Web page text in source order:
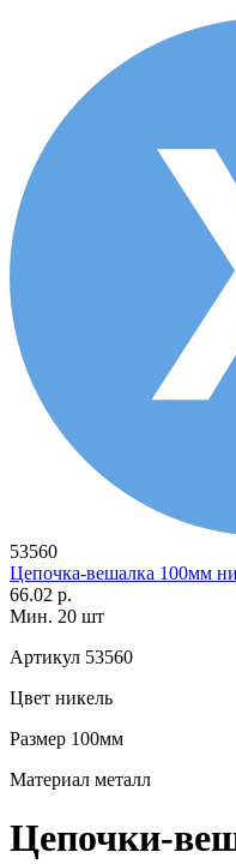
53560
Цепочка-вешалка 100мм
66.02 р.
Мин. 20 шт
Артикул 53560
Цвет никель
Размер 100мм
Материал металл
Цепочки-